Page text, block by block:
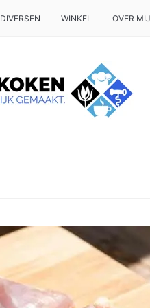
DIVERSEN WINKEL OVER MIJ